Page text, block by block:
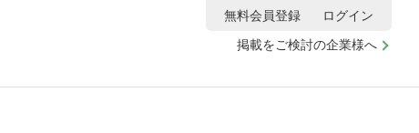
掲載をご検討の企業様へ
無料会員登録 ログイン